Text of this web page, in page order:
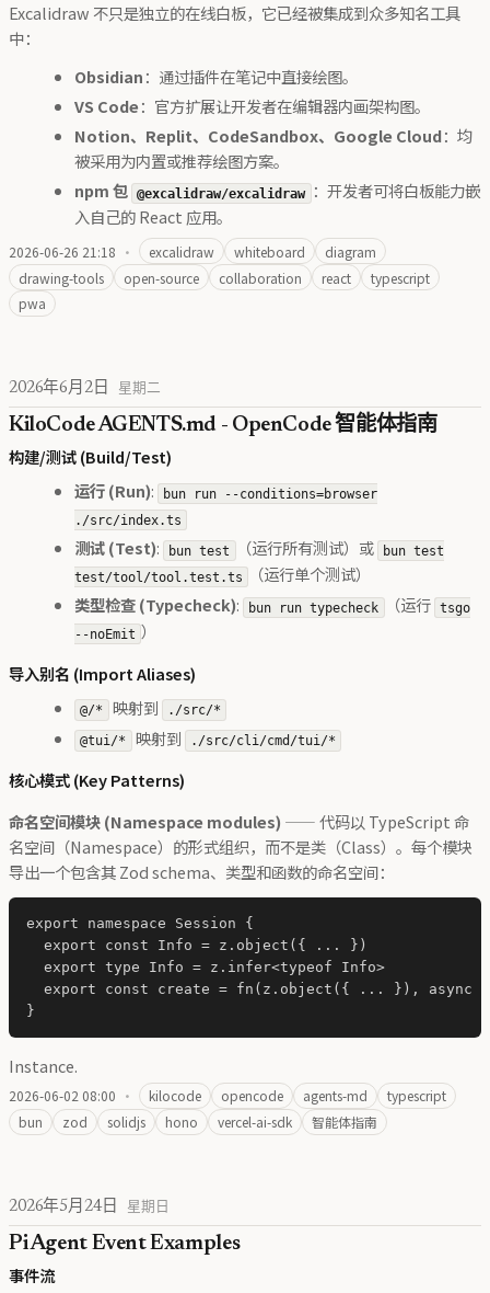
Excalidraw 不只是独立的在线白板，它已经被集成到众多知名工具
中：
Obsidian：通过插件在笔记中直接绘图。
VS Code：官方扩展让开发者在编辑器内画架构图。
Notion、Replit、CodeSandbox、Google Cloud：均
被采用为内置或推荐绘图方案。
npm 包 @excalidraw/excalidraw ：开发者可将白板能力嵌
入自己的 React 应用。
2026-06-26 21:18 · excalidraw whiteboard
diagram
drawing-tools
open-source collaboration react
typescript
pwa
2026年6月2日 星期二
KiloCode AGENTS.md - OpenCode 智能体指南
构建/测试 (Build/Test)
运行 (Run):
bun run --conditions=browser
./src/index.ts
测试 (Test): bun test （运行所有测试）或
bun test
test/tool/tool.test.ts
（运行单个测试）
类型检查 (Typecheck): bun run typecheck （运行 tsgo
--noEmit ）
导入别名 (Import Aliases)
@/* 映射到
./src/*
@tui/* 映射到 ./src/cli/cmd/tui/*
核心模式 (Key Patterns)
命名空间模块 (Namespace modules) —— 代码以 TypeScript 命
名空间（Namespace）的形式组织，而不是类（Class）。每个模块
导出一个包含其 Zod schema、类型和函数的命名空间：
export namespace Session {
  export const Info = z.object({ ... })
  export type Info = z.infer<typeof Info>
export const create = fn(z.object({ ... }), async
Instance.
2026-06-02 08:00 · kilocode opencode agents-md
typescript
bun
zod solidjs hono vercel-ai-sdk 智能体指南
2026年5月24日 星期日
Pi Agent Event Examples
事件流